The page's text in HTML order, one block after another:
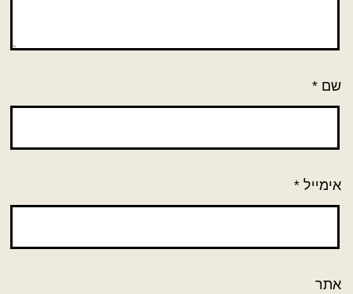
שם *
אימייל *
אתר